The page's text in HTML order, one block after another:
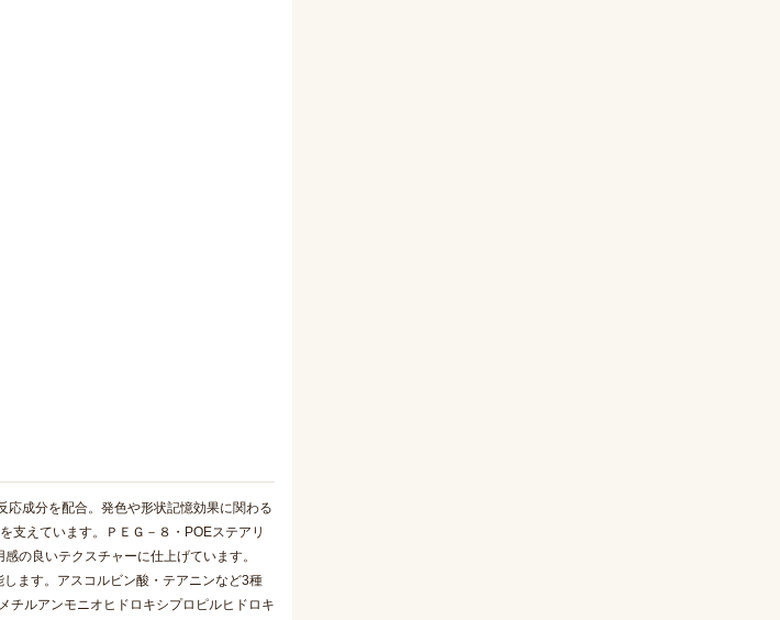
成分を配合。発色や形状記憶効果に関わる
支えています。ＰＥＧ－８・POEステアリ
の良いテクスチャーに仕上げています。
ます。アスコルビン酸・テアニンなど3種
チルアンモニオヒドロキシプロピルヒドロキ